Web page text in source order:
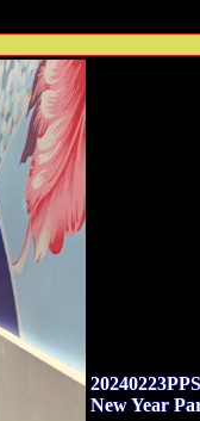
New Year